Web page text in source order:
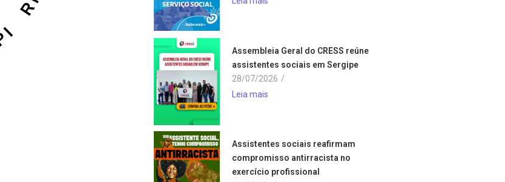
Assembleia Geral do CRESS reúne
assistentes sociais em Sergipe
28/07/2026 /
Leia mais
Assistentes sociais reafirmam
compromisso antirracista no
exercício profissional